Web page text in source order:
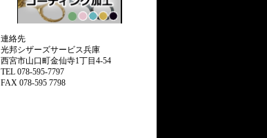
連絡先
光邦シザーズサービス兵庫
西宮市山口町金仙寺1丁目4-54
TEL 078-595-7797
FAX 078-595 7798